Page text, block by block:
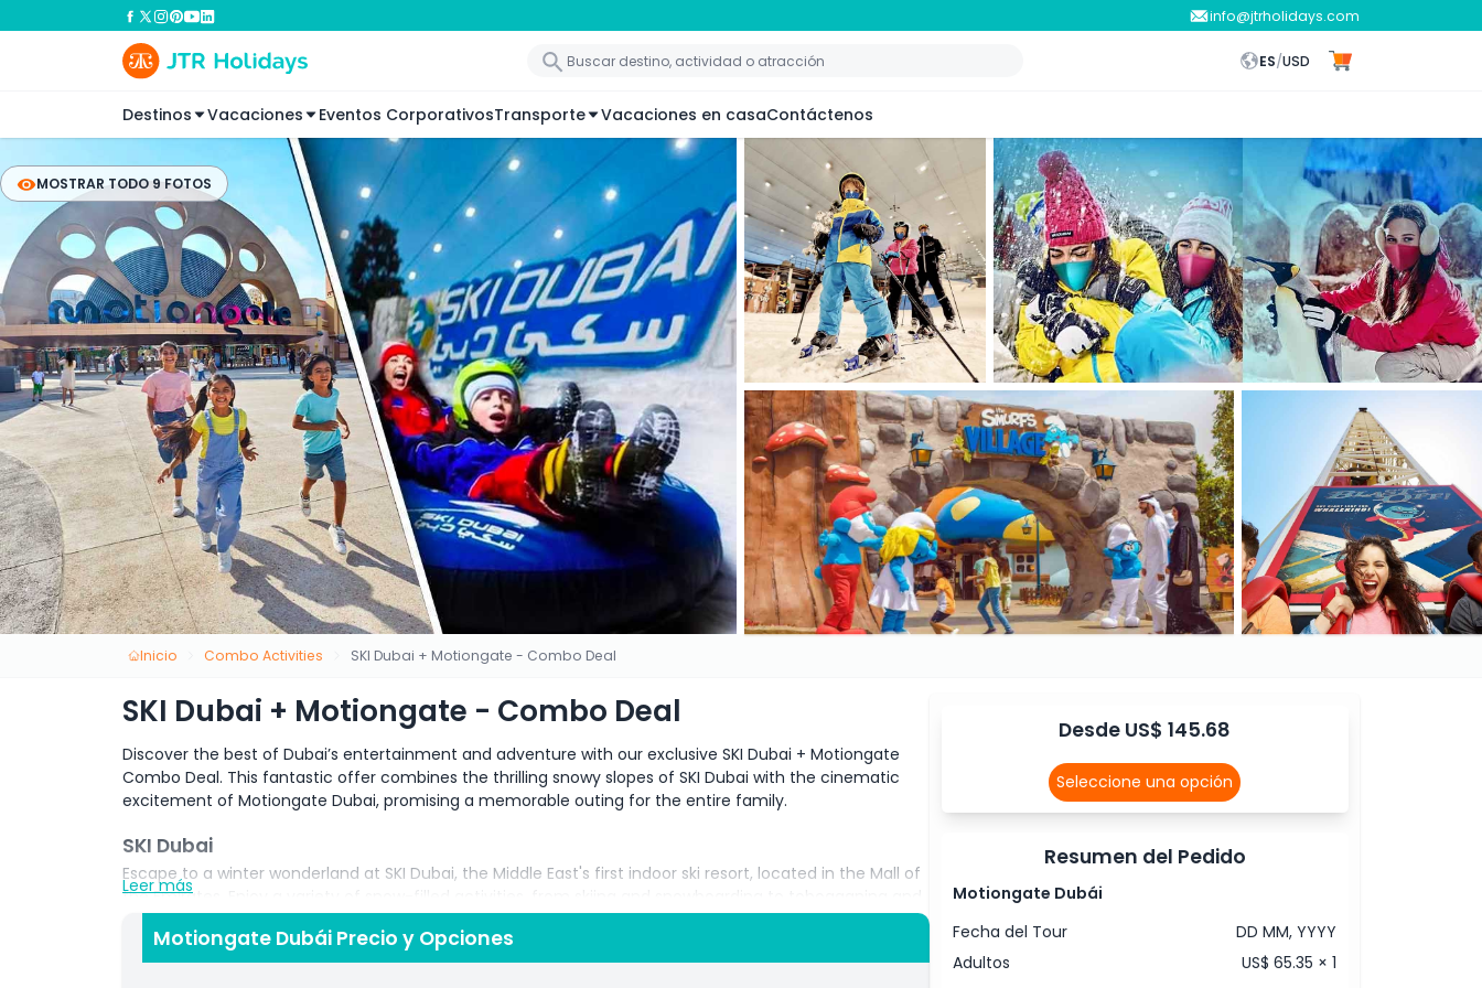
info@jtrholidays.com
ES/USD
Destinos Vacaciones Eventos CorporativosTransporte Vacaciones en casaContáctenos
MOSTRAR TODO 9 FOTOS
Inicio Combo Activities SKI Dubai + Motiongate - Combo Deal
SKI Dubai + Motiongate - Combo Deal
Discover the best of Dubai’s entertainment and adventure with our exclusive SKI Dubai + Motiongate
Combo Deal. This fantastic offer combines the thrilling snowy slopes of SKI Dubai with the cinematic
excitement of Motiongate Dubai, promising a memorable outing for the entire family.
SKI Dubai
Escape to a winter wonderland at SKI Dubai, the Middle East's first indoor ski resort, located in the Mall of
the Emirates. Enjoy a variety of snow-filled activities, from skiing and snowboarding to tobogganing and
snowball fights. Meet the adorable penguins, explore the snow cavern, or take a ride on the chairlift for
stunning views of the snowy landscape. SKI Dubai offers a unique winter experience in the heart of the
desert.
Leer más
Motiongate Dubái Precio y Opciones
Desde US$ 145.68
Seleccione una opción
Resumen del Pedido
Motiongate Dubái
Fecha del Tour
DD MM, YYYY
Adultos
US$ 65.35 × 1